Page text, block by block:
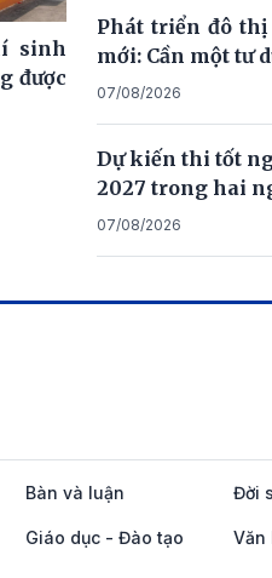
sinh
được
Phát triển đô
mới: Cần một tư
07/08/2026
Dự kiến thi tốt
2027 trong hai
07/08/2026
Bàn và luận Đời
Giáo dục - Đào tạo Văn